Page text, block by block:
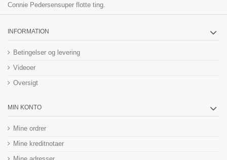
Connie Pedersensuper flotte ting.
INFORMATION
Betingelser og levering
Videoer
Oversigt
MIN KONTO
Mine ordrer
Mine kreditnotaer